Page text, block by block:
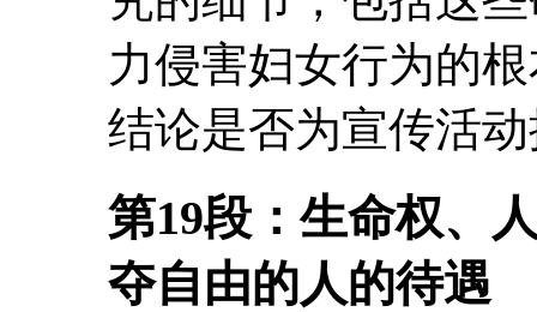
力侵害妇女行为的
结论是否为宣传活
第19段：生命权、
夺自由的人的待遇